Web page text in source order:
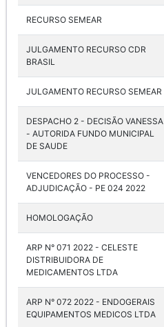
RECURSO SEMEAR
JULGAMENTO RECURSO CDR
BRASIL
JULGAMENTO RECURSO SEMEAR
DESPACHO 2 - DECISÃO VANESSA
- AUTORIDA FUNDO MUNICIPAL
DE SAUDE
VENCEDORES DO PROCESSO -
ADJUDICAÇÃO - PE 024 2022
HOMOLOGAÇÃO
ARP N° 071 2022 - CELESTE
DISTRIBUIDORA DE
MEDICAMENTOS LTDA
ARP N° 072 2022 - ENDOGERAIS
EQUIPAMENTOS MEDICOS LTDA